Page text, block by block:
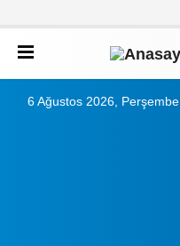
6 Ağustos 2026, Perşembe